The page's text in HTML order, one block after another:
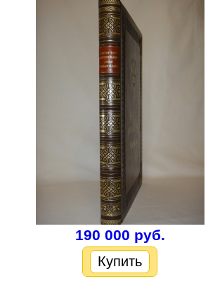
190 000 руб.
Купить